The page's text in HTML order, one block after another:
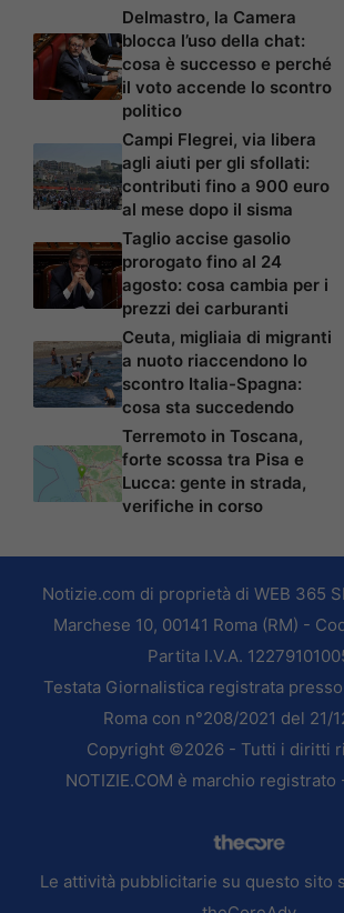
Delmastro, la Camera
blocca l’uso della chat:
cosa è successo e perché
il voto accende lo scontro
politico
Campi Flegrei, via libera
agli aiuti per gli sfollati:
contributi fino a 900 euro
al mese dopo il sisma
Taglio accise gasolio
prorogato fino al 24
agosto: cosa cambia per i
prezzi dei carburanti
Ceuta, migliaia di migranti
a nuoto riaccendono lo
scontro Italia-Spagna:
cosa sta succedendo
Terremoto in Toscana,
forte scossa tra Pisa e
Lucca: gente in strada,
verifiche in corso
Notizie.com di proprietà di WEB 365
Marchese 10, 00141 Roma (RM) -
Partita I.V.A.
Testata Giornalistica registrata
Roma con n°208/2021 del 21/
Copyright ©2026 - Tutti i diritti
NOTIZIE.COM è marchio registrato
Le attività pubblicitarie su questo sito